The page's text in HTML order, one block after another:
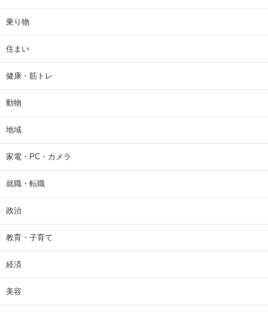
乗り物
住まい
健康・筋トレ
動物
地域
家電・PC・カメラ
就職・転職
政治
教育・子育て
経済
美容